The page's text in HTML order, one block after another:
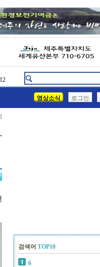
영상소식 로그인
검색어 TOP10
6